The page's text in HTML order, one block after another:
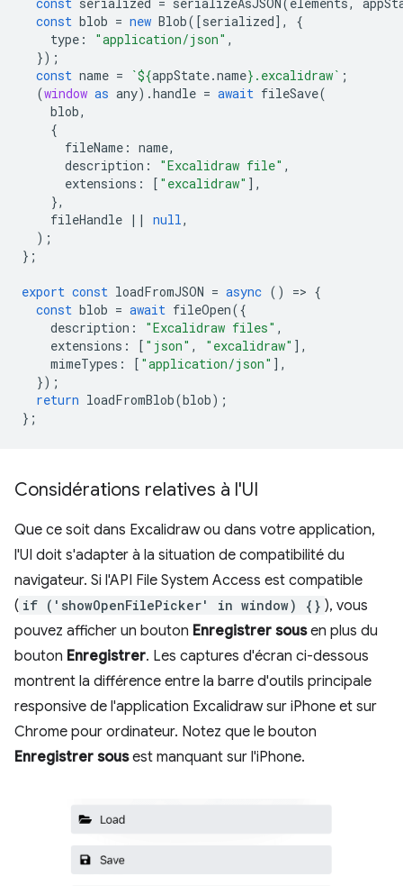
const blob = new Blob([serialized],
{
type : "application/json" ,
});
const name = `${appState.name} .excalidraw` ;
(window as any).handle = await fileSave(
blob,
{
fileName : name,
description : "Excalidraw file" ,
extensions : [ "excalidraw" ],
},
fileHandle || null ,
);
};
export const loadFromJSON = async () => {
const blob = await fileOpen({
description : "Excalidraw files" ,
extensions : [ "json" , "excalidraw" ],
mimeTypes : [ "application/json" ],
});
return loadFromBlob(blob);
};
Considérations relatives à l'UI
Que ce soit dans Excalidraw ou dans votre application,
l'UI doit s'adapter à la situation de compatibilité du
navigateur. Si l'API File System Access est compatible
( if ('showOpenFilePicker' in window) {} ), vous
pouvez afficher un bouton Enregistrer sousen plus du
bouton Enregistrer. Les captures d'écran ci-dessous
montrent la différence entre la barre d'outils principale
responsive de l'application Excalidraw sur iPhone et sur
Chrome pour ordinateur. Notez que le bouton
Enregistrer sousest manquant sur l'iPhone.